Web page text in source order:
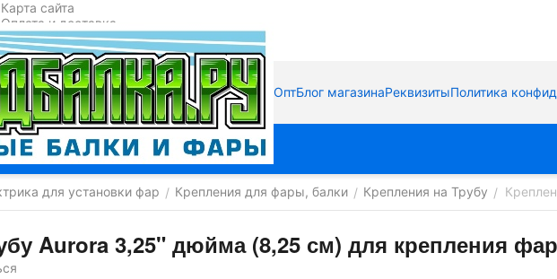
Карта сайта
Оплата и доставка
ОптБлог магазинаРеквизитыПолитика
для установки фар / Крепления для фары, балки / Крепления на Трубу /
Aurora 3,25" дюйма (8,25 см) для крепления